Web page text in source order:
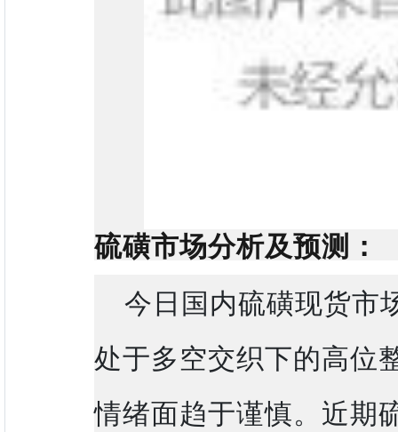
硫磺市场分析及预测：
今日国内硫磺现货市
处于多空交织下的高位
情绪面趋于谨慎。近期